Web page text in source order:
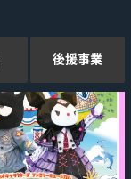
後援事業